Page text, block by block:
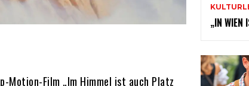
Motion-Film „Im Himmel ist auch Platz
„IN WIEN